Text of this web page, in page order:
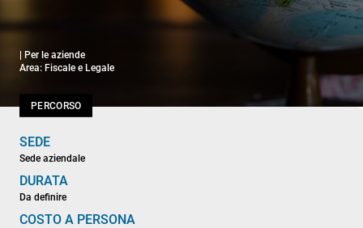
| Per le aziende
Area: Fiscale e Legale
PERCORSO
SEDE
Sede aziendale
DURATA
Da definire
COSTO A PERSONA